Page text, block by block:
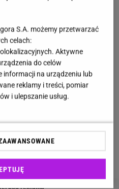
przeczytasz na stronie
dokładnie przysługują
200 plusto nic innego,
wąska grupa
które niegdyś należały
S.A. możemy przetwarzać
celach:
Aktywne
do celów
informacji na urządzeniu lub
reklamy i treści, pomiar
i ulepszanie usług.